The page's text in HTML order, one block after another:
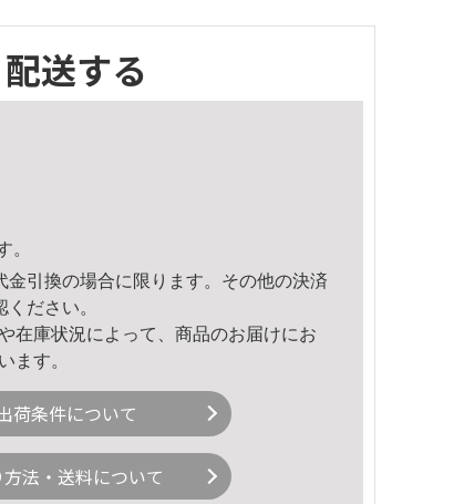
配送する
。
引換の場合に限ります。その他の決済
ください。
在庫状況によって、商品のお届けにお
ます。
荷条件について
法・送料について